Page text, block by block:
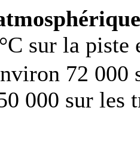
sur la
72 000
000 sur les